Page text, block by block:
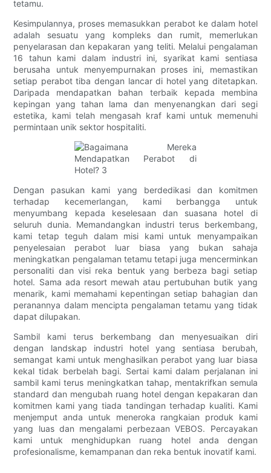
tetamu.
Kesimpulannya, proses memasukkan perabot ke dalam hotel
adalah sesuatu yang kompleks dan rumit, memerlukan
penyelarasan dan kepakaran yang teliti. Melalui pengalaman
16 tahun kami dalam industri ini, syarikat kami sentiasa
berusaha untuk menyempurnakan proses ini, memastikan
setiap perabot tiba dengan lancar di hotel yang ditetapkan.
Daripada mendapatkan bahan terbaik kepada membina
kepingan yang tahan lama dan menyenangkan dari segi
estetika, kami telah mengasah kraf kami untuk memenuhi
permintaan unik sektor hospitaliti.
Dengan pasukan kami yang berdedikasi dan komitmen
terhadap kecemerlangan, kami berbangga untuk
menyumbang kepada keselesaan dan suasana hotel di
seluruh dunia. Memandangkan industri terus berkembang,
kami tetap teguh dalam misi kami untuk menyampaikan
penyelesaian perabot luar biasa yang bukan sahaja
meningkatkan pengalaman tetamu tetapi juga mencerminkan
personaliti dan visi reka bentuk yang berbeza bagi setiap
hotel. Sama ada resort mewah atau pertubuhan butik yang
menarik, kami memahami kepentingan setiap bahagian dan
peranannya dalam mencipta pengalaman tetamu yang tidak
dapat dilupakan.
Sambil kami terus berkembang dan menyesuaikan diri
dengan landskap industri hotel yang sentiasa berubah,
semangat kami untuk menghasilkan perabot yang luar biasa
kekal tidak berbelah bagi. Sertai kami dalam perjalanan ini
sambil kami terus meningkatkan tahap, mentakrifkan semula
standard dan mengubah ruang hotel dengan kepakaran dan
komitmen kami yang tiada tandingan terhadap kualiti. Kami
menjemput anda untuk meneroka rangkaian produk kami
yang luas dan mengalami perbezaan VEBOS. Percayakan
kami untuk menghidupkan ruang hotel anda dengan
profesionalisme, kemampanan dan reka bentuk inovatif kami.